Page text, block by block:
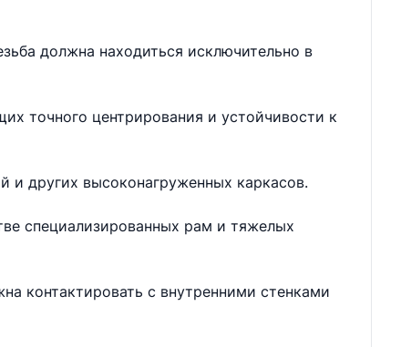
должна находиться исключительно в
точного центрирования и устойчивости к
и других высоконагруженных каркасов.
специализированных рам и тяжелых
контактировать с внутренними стенками